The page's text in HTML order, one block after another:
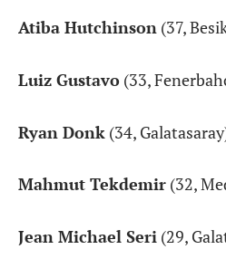
Atiba Hutchinson (37,
Luiz Gustavo (33,
Ryan Donk (34,
Mahmut Tekdemir (32,
Jean Michael Seri (29,